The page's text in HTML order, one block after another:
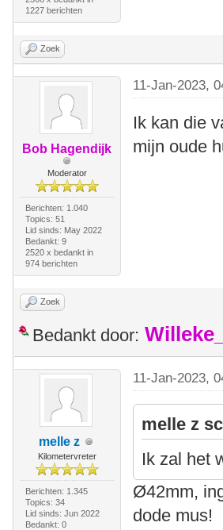
1227 berichten
Zoek
Bob Hagendijk
Moderator
Berichten: 1.040
Topics: 51
Lid sinds: May 2022
Bedankt: 9
2520 x bedankt in
974 berichten
11-Jan-2023,
Ik kan die
mijn oude
Zoek
Bedankt door:
melle z
Kilometervreter
Berichten: 1.345
Topics: 34
Lid sinds: Jun 2022
Bedankt: 0
11-Jan-2023,
melle z
Ik zal het
Ø42mm,
dode mus!